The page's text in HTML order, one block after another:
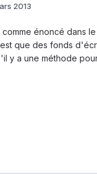
2013
énoncé dans
que des fonds
y a une méthode